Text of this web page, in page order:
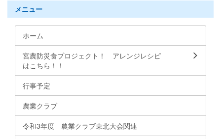
メニュー
ホーム
宮農防災食プロジェクト！ アレンジレシピ
はこちら！！
行事予定
農業クラブ
令和3年度 農業クラブ東北大会関連